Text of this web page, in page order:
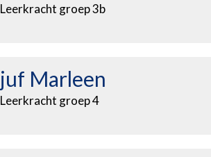
Leerkracht groep 3b
juf Marleen
Leerkracht groep 4